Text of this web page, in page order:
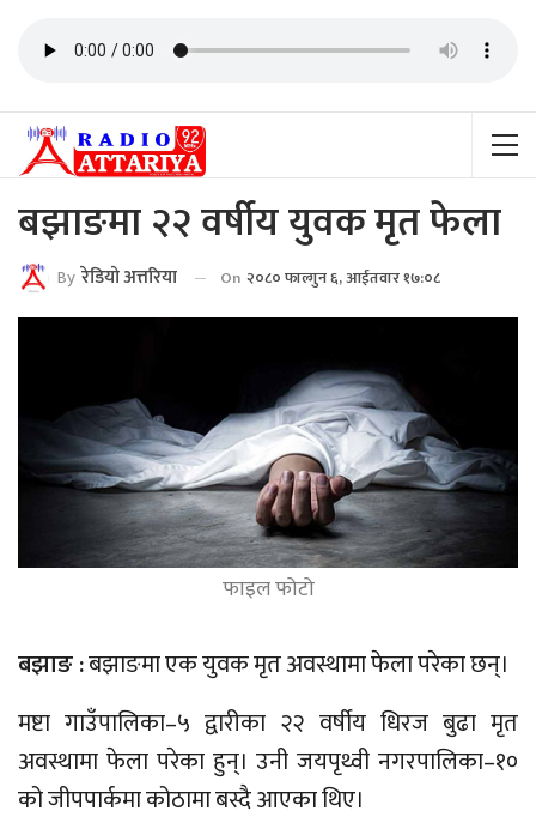
बझाङमा २२ वर्षीय युवक मृत फेला
By रेडियाे अत्तरिया On २०८० फाल्गुन ६, आईतवार १७:०८
फाइल फोटो
बझाङ :बझाङमा एक युवक मृत अवस्थामा फेला परेका छन्।
मष्टा गाउँपालिका–५ द्वारीका २२ वर्षीय धिरज बुढा मृत
अवस्थामा फेला परेका हुन्। उनी जयपृथ्वी नगरपालिका–१०
को जीपपार्कमा कोठामा बस्दै आएका थिए।